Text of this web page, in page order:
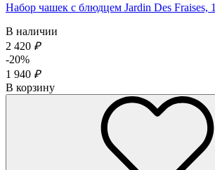
Набор чашек с блюдцем Jardin Des Fraises,
В наличии
2 420 ₽
-20%
1 940 ₽
В корзину